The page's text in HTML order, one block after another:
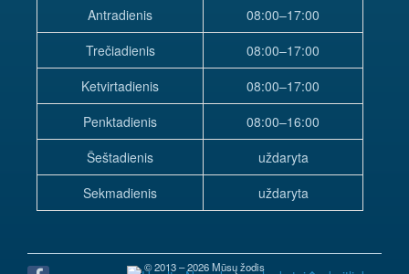
Antradienis
08:00–17:00
Trečiadienis
08:00–17:00
Ketvirtadienis
08:00–17:00
Penktadienis
08:00–16:00
Šeštadienis
uždaryta
Sekmadienis
uždaryta
© 2013 – 2026 Mūsų žodis